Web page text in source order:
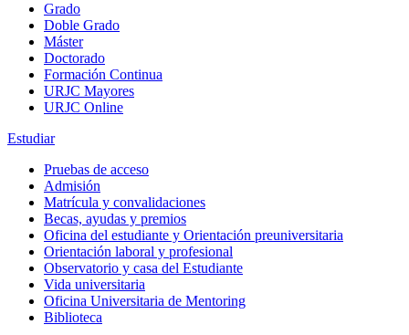
Grado
Doble Grado
Máster
Doctorado
Formación Continua
URJC Mayores
URJC Online
Estudiar
Pruebas de acceso
Admisión
Matrícula y convalidaciones
Becas, ayudas y premios
Oficina del estudiante y Orientación preuniversitaria
Orientación laboral y profesional
Observatorio y casa del Estudiante
Vida universitaria
Oficina Universitaria de Mentoring
Biblioteca